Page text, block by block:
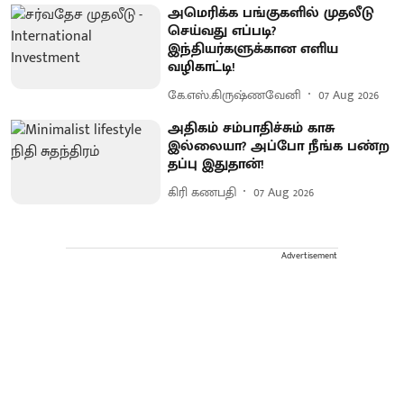
அமெரிக்க பங்குகளில் முதலீடு
செய்வது எப்படி?
இந்தியர்களுக்கான எளிய
வழிகாட்டி!
கே.எஸ்.கிருஷ்ணவேனி 07 Aug 2026
அதிகம் சம்பாதிச்சும் காசு
இல்லையா? அப்போ நீங்க பண்ற
தப்பு இதுதான்!
கிரி கணபதி 07 Aug 2026
Advertisement